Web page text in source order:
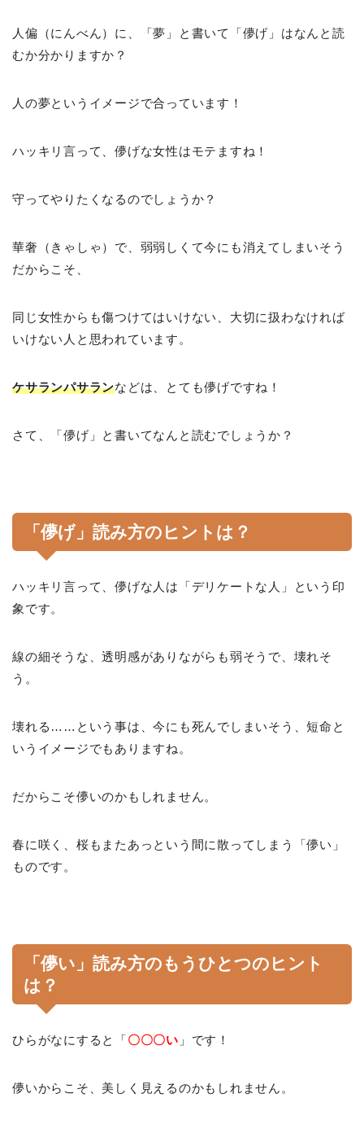
人偏（にんべん）に、「夢」と書いて「儚げ」はなんと読
むか分かりますか？
人の夢というイメージで合っています！
ハッキリ言って、儚げな女性はモテますね！
守ってやりたくなるのでしょうか？
華奢（きゃしゃ）で、弱弱しくて今にも消えてしまいそう
だからこそ、
同じ女性からも傷つけてはいけない、大切に扱わなければ
いけない人と思われています。
ケサランパサランなどは、とても儚げですね！
さて、「儚げ」と書いてなんと読むでしょうか？
「儚げ」読み方のヒントは？
ハッキリ言って、儚げな人は「デリケートな人」という印
象です。
線の細そうな、透明感がありながらも弱そうで、壊れそ
う。
壊れる……という事は、今にも死んでしまいそう、短命と
いうイメージでもありますね。
だからこそ儚いのかもしれません。
春に咲く、桜もまたあっという間に散ってしまう「儚い」
ものです。
「儚い」読み方のもうひとつのヒント
は？
ひらがなにすると「〇〇〇い 」です！
儚いからこそ、美しく見えるのかもしれません。